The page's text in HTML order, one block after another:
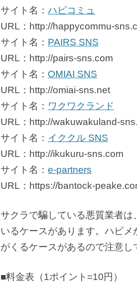
サイト名： ハピコミュ
URL：http://happycommu-
サイト名： PAIRS SNS
URL：http://pairs-sns.com
サイト名： OMIAI SNS
URL：http://omiai-sns.net
サイト名： ワクワクランド
URL：http://wakuwakuland-
サイト名： イククル SNS
URL：http://ikukuru-sns.com
サイト名： e-partners
URL：https://bantock-
サクラで騙している悪質業者
いるケースがあります。ハピ
がくるケースがあるので注意し
■料金表（1ポイント=10円）